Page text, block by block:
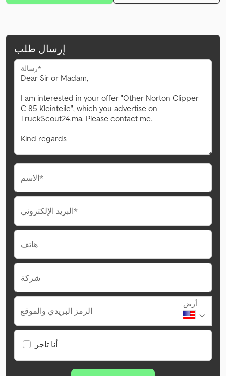
إرسال طلب
رسالة*
الاسم*
البريد الإلكتروني*
هاتف
شركة
الرمز البريدي والموقع
أرض
أنا تاجر